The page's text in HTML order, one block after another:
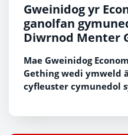
Gweinidog yr
ganolfan
Diwrnod Menter
Mae Gweinidog
Gething wedi ymweld
cyfleuster cymunedol